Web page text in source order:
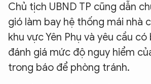
Chủ tịch UBND TP cũng dẫn
gió làm bay hệ thống mái nhà
khu vực Yên Phụ và yêu cầu có
đánh giá mức độ nguy hiểm
trong báo để phòng tránh.